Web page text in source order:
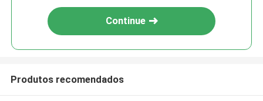
Continue
Produtos recomendados